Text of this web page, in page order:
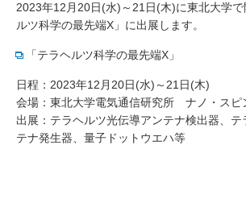
2023年12月20日(水)～21日(木)に東北大学
ルツ科学の最先端X」に出展します。
「テラヘルツ科学の最先端X」
日程：2023年12月20日(水)～21日(木)
会場：東北大学電気通信研究所 ナノ・スピ
出展：テラヘルツ光伝導アンテナ検出器、テ
テナ発生器、量子ドットウエハ等